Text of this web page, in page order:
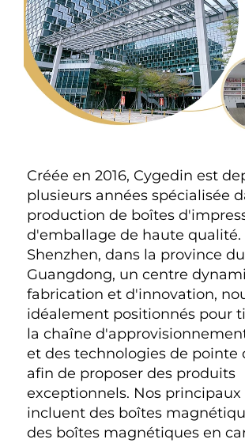
Créée en 2016, Cygedin est
plusieurs années spécialisée
production de boîtes
d'emballage de haute qualité.
Shenzhen, dans la province du
Guangdong, un centre
fabrication et d'innovation,
idéalement positionnés pour
la chaîne
et des technologies de pointe
afin de proposer des produits
exceptionnels. Nos
incluent des boîtes
des boîtes magnétiques en